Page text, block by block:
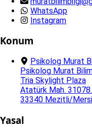
WhatsApp
Instagram
Konum
Psikolog Murat
Psikolog Murat
Tria Skylight Plaza
Atatürk Mah.
33340 Mezitli/
Yasal